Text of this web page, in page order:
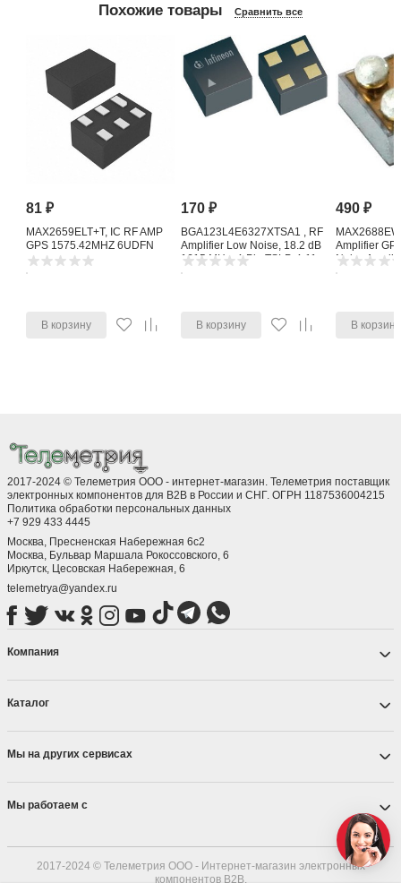
Похожие товары Сравнить все
81₽
MAX2659ELT+T, IC RF AMP
GPS 1575.42MHZ 6UDFN
В корзину
170₽
BGA123L4E6327XTSA1 , RF
Amplifier Low Noise, 18.2 dB
1615 MHz, 4-Pin TSLP-4-11
В корзину
490₽
Amplifier
Noise
В корзину
2017-2024 © Телеметрия ООО - интернет-магазин. Телеметрия поставщик
электронных компонентов для B2B в России и СНГ. ОГРН 1187536004215
Политика обработки персональных данных
+7 929 433 4445
Москва, Пресненская Набережная 6с2
Москва, ​Бульвар Маршала Рокоссовского, 6
Иркутск, ​Цесовская Набережная, 6
telemetrya@yandex.ru
Компания
Каталог
Мы на других сервисах
Мы работаем с
2017-2024 © Телеметрия ООО - Интернет-магазин электронных
компонентов B2B.